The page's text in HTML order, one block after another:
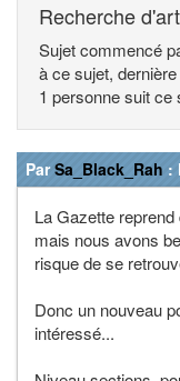
Recherche
Sujet commencé
à ce sujet,
1 personne suit ce
ParSa_Black_Rah :
La Gazette
mais nous avons
risque de se
Donc un nouveau
intéressé...